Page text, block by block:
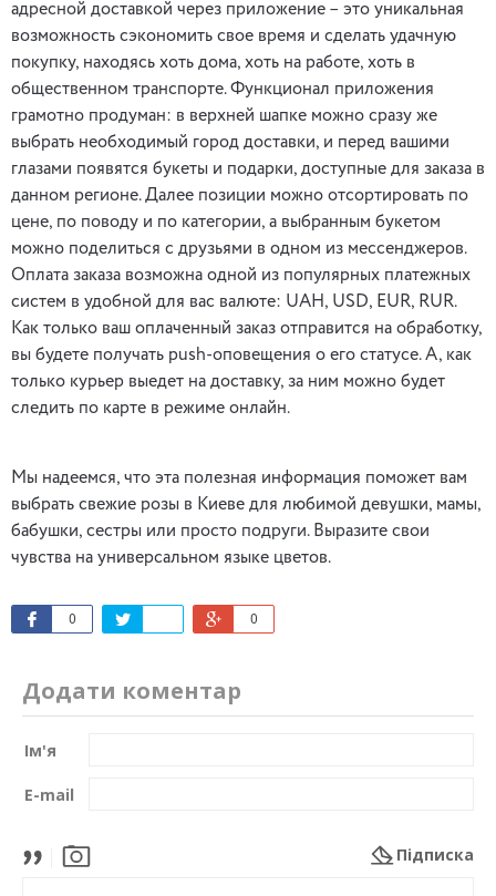
адресной доставкой через приложение – это уникальная
возможность сэкономить свое время и сделать удачную
покупку, находясь хоть дома, хоть на работе, хоть в
общественном транспорте. Функционал приложения
грамотно продуман: в верхней шапке можно сразу же
выбрать необходимый город доставки, и перед вашими
глазами появятся букеты и подарки, доступные для заказа в
данном регионе. Далее позиции можно отсортировать по
цене, по поводу и по категории, а выбранным букетом
можно поделиться с друзьями в одном из мессенджеров.
Оплата заказа возможна одной из популярных платежных
систем в удобной для вас валюте: UAH, USD, EUR, RUR.
Как только ваш оплаченный заказ отправится на обработку,
вы будете получать push-оповещения о его статусе. А, как
только курьер выедет на доставку, за ним можно будет
следить по карте в режиме онлайн.
Мы надеемся, что эта полезная информация поможет вам
выбрать свежие розы в Киеве для любимой девушки, мамы,
бабушки, сестры или просто подруги. Выразите свои
чувства на универсальном языке цветов.
0 0
Додати коментар
Ім'я
E-mail
Підписка